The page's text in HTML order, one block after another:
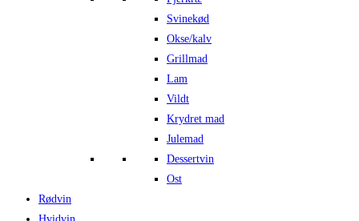
Svinekød
Okse/kalv
Grillmad
Lam
Vildt
Krydret mad
Julemad
Dessertvin
Ost
Rødvin